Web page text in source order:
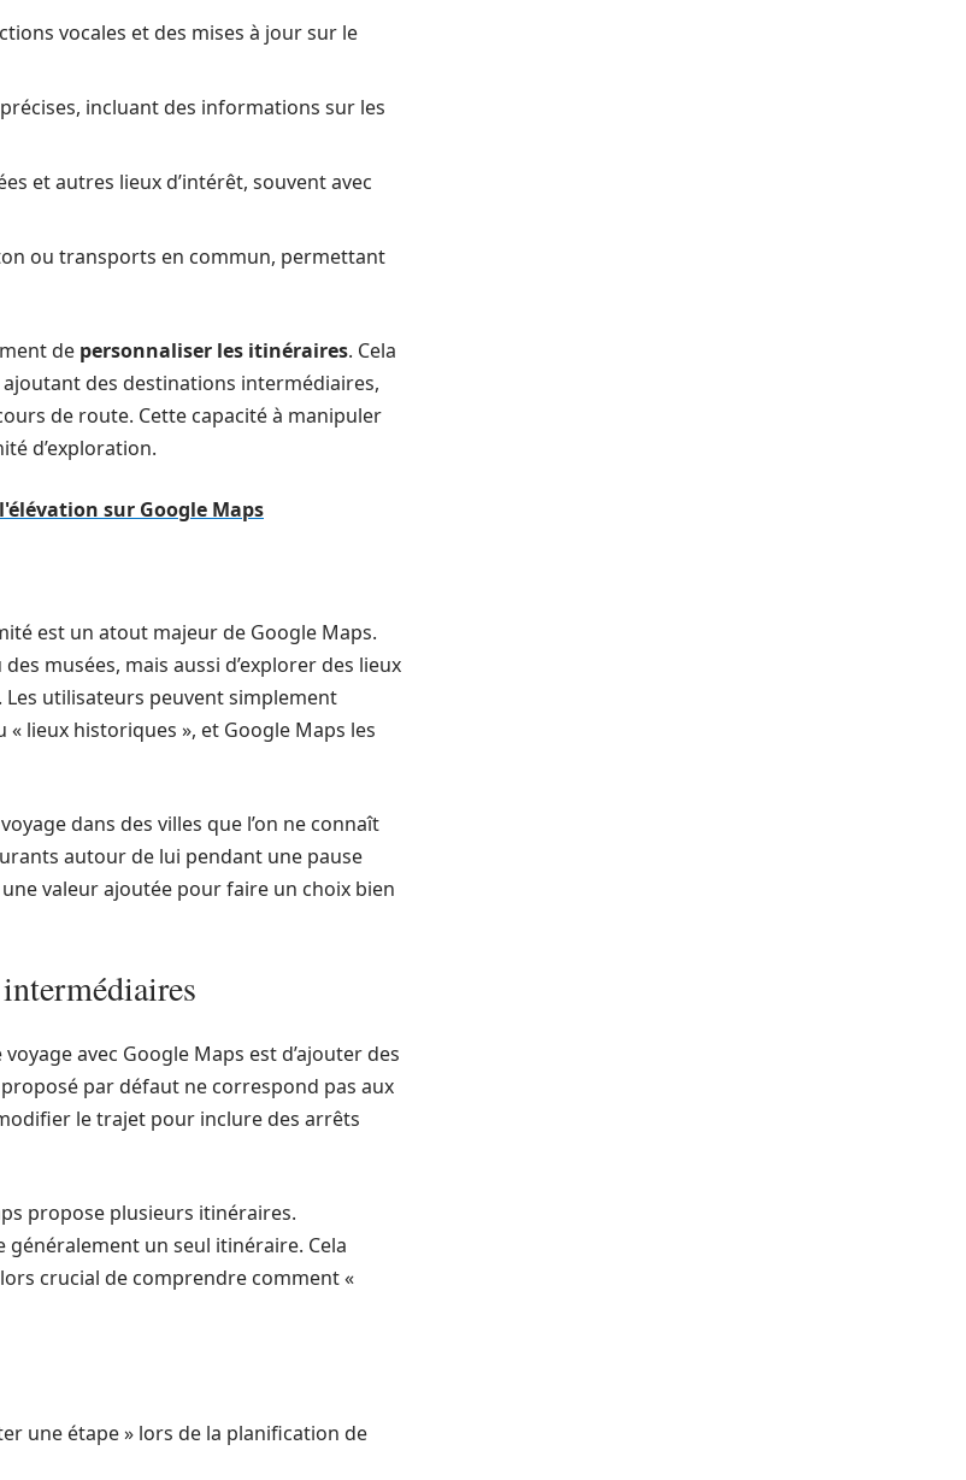
vocales et des mises à jour sur le
incluant des informations sur les
et autres lieux d’intérêt, souvent avec
ou transports en commun, permettant
de personnaliser les itinéraires. Cela
des destinations intermédiaires,
de route. Cette capacité à manipuler
d’exploration.
sur Google Maps
est un atout majeur de Google Maps.
musées, mais aussi d’explorer des lieux
Les utilisateurs peuvent simplement
lieux historiques », et Google Maps les
dans des villes que l’on ne connaît
autour de lui pendant une pause
valeur ajoutée pour faire un choix bien
avec Google Maps est d’ajouter des
par défaut ne correspond pas aux
le trajet pour inclure des arrêts
propose plusieurs itinéraires.
généralement un seul itinéraire. Cela
crucial de comprendre comment «
une étape » lors de la planification de